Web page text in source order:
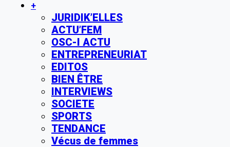
+
JURIDIK’ELLES
ACTU’FEM
OSC-I ACTU
ENTREPRENEURIAT
EDITOS
BIEN ÊTRE
INTERVIEWS
SOCIETE
SPORTS
TENDANCE
Vécus de femmes